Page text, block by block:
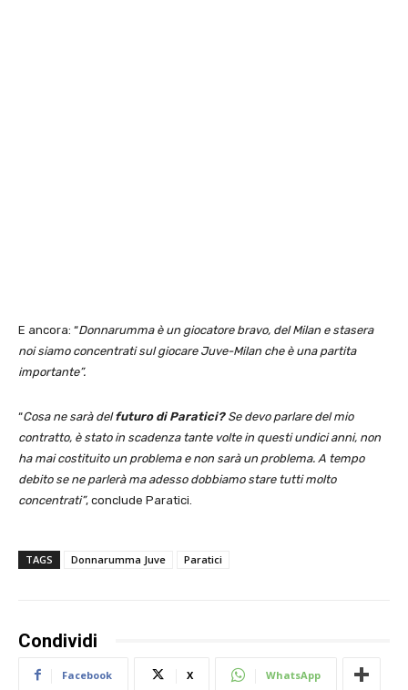
E ancora: “Donnarumma è un giocatore bravo, del Milan e stasera
noi siamo concentrati sul giocare Juve-Milan che è una partita
importante”.
“Cosa ne sarà delfuturo di Paratici?Se devo parlare del mio
contratto, è stato in scadenza tante volte in questi undici anni, non
ha mai costituito un problema e non sarà un problema. A tempo
debito se ne parlerà ma adesso dobbiamo stare tutti molto
concentrati”, conclude Paratici.
TAGS Donnarumma Juve Paratici
Condividi
Facebook X WhatsApp